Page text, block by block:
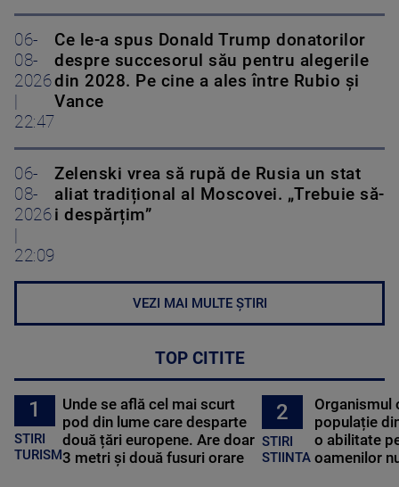
06-
08-
2026
22:47
Ce le-a spus Donald Trump donatorilor
despre succesorul său pentru alegerile
din 2028. Pe cine a ales între Rubio și
Vance
06-
08-
2026
22:09
Zelenski vrea să rupă de Rusia un stat
aliat tradițional al Moscovei. „Trebuie să-
i despărțim”
VEZI MAI MULTE ȘTIRI
TOP CITITE
1
STIRI
TURISM
Unde se află cel mai scurt
pod din lume care desparte
două țări europene. Are doar
3 metri și două fusuri orare
2
STIRI
STIINTA
Organismul
populație
o abilitate
oamenilor